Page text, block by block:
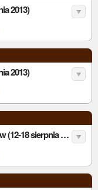
2013)
2013)
Program telewizyjny dla historyków (12-18 sierpnia 2013)